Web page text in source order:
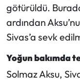
götürüldü.
ardından
Sivas’a sevk
Yoğun bakımda
Solmaz Aksu,
Resmi İlan
Resmi Reklam
Sağlık